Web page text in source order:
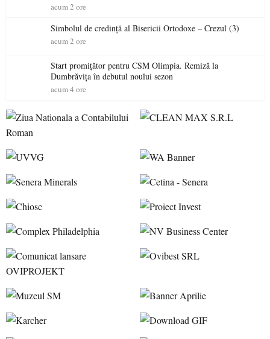
acum 2 ore
Simbolul de credinţă al Bisericii Ortodoxe – Crezul (3)
acum 2 ore
Start promițător pentru CSM Olimpia. Remiză la
Dumbrăvița în debutul noului sezon
acum 4 ore